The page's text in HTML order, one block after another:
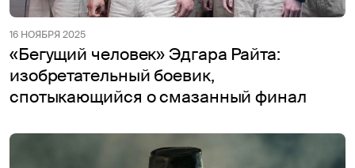
16 НОЯБРЯ 2025
«Бегущий человек» Эдгара Райта:
изобретательный боевик,
спотыкающийся о смазанный финал